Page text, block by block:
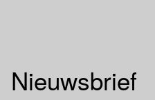
Nieuwsbrief